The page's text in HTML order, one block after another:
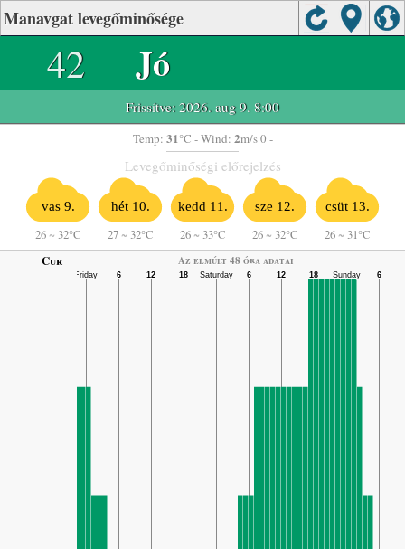
Manavgat levegőminősége
42 Jó
Frissítve: 2026. aug 9. 8:00
Temp: 31°C - Wind: 2m/s 0 -
Levegőminőségi előrejelzés
vas 9.
26 ~ 32°C
hét 10.
27 ~ 32°C
kedd 11.
26 ~ 33°C
sze 12.
26 ~ 32°C
csüt 13.
26 ~ 31°C
Cur
Az elmúlt 48 óra adatai